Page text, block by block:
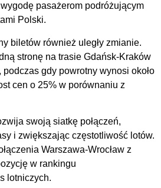
pasażerom podróżującym
Polski.
biletów również uległy zmianie.
stronę na trasie Gdańsk-Kraków
podczas gdy powrotny wynosi około
cen o 25% w porównaniu z
swoją siatkę połączeń,
i zwiększając częstotliwość lotów.
Warszawa-Wrocław z
w rankingu
lotniczych.